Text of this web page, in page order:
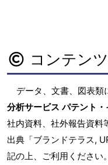
コンテン
データ、文書、図表類
分析サービス パテント
社内資料、社外報告資料
出典「ブランドテラス,
記の上、ご利用ください。